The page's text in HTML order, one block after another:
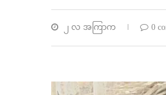
၂ လ အကြာက 0